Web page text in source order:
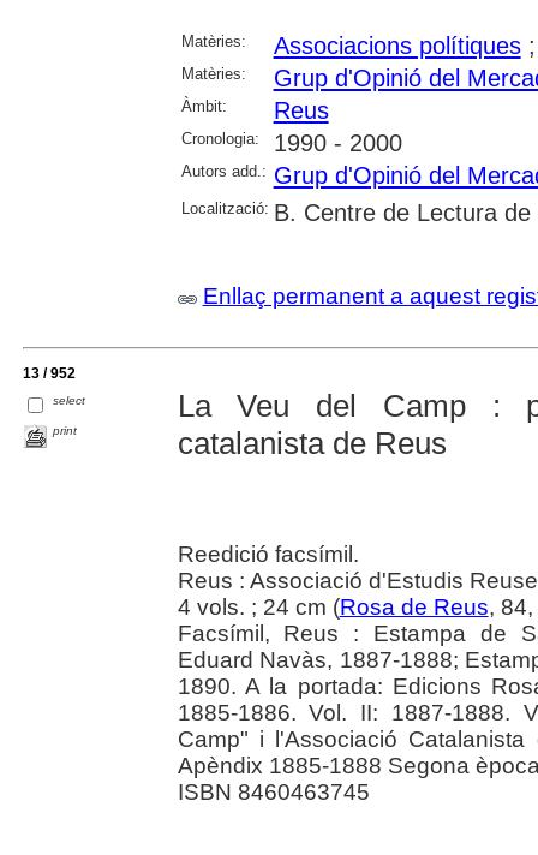
Matèries: Associacions polítiques
Matèries: Grup d'Opinió del
Àmbit: Reus
Cronologia: 1990 - 2000
Autors add.: Grup d'Opinió del
Localització: B. Centre de Lectura de
Enllaç permanent a aquest
13 / 952
select
print
La Veu del Camp :
catalanista de Reus
Reedició facsímil.
Reus : Associació d'Estudis
4 vols. ; 24 cm (Rosa de Reus,
Facsímil, Reus : Estampa de
Eduard Navàs, 1887-1888;
1890. A la portada: Edicions
1885-1886. Vol. II: 1887-1888.
Camp" i l'Associació
Apèndix 1885-1888 Segona
ISBN 8460463745